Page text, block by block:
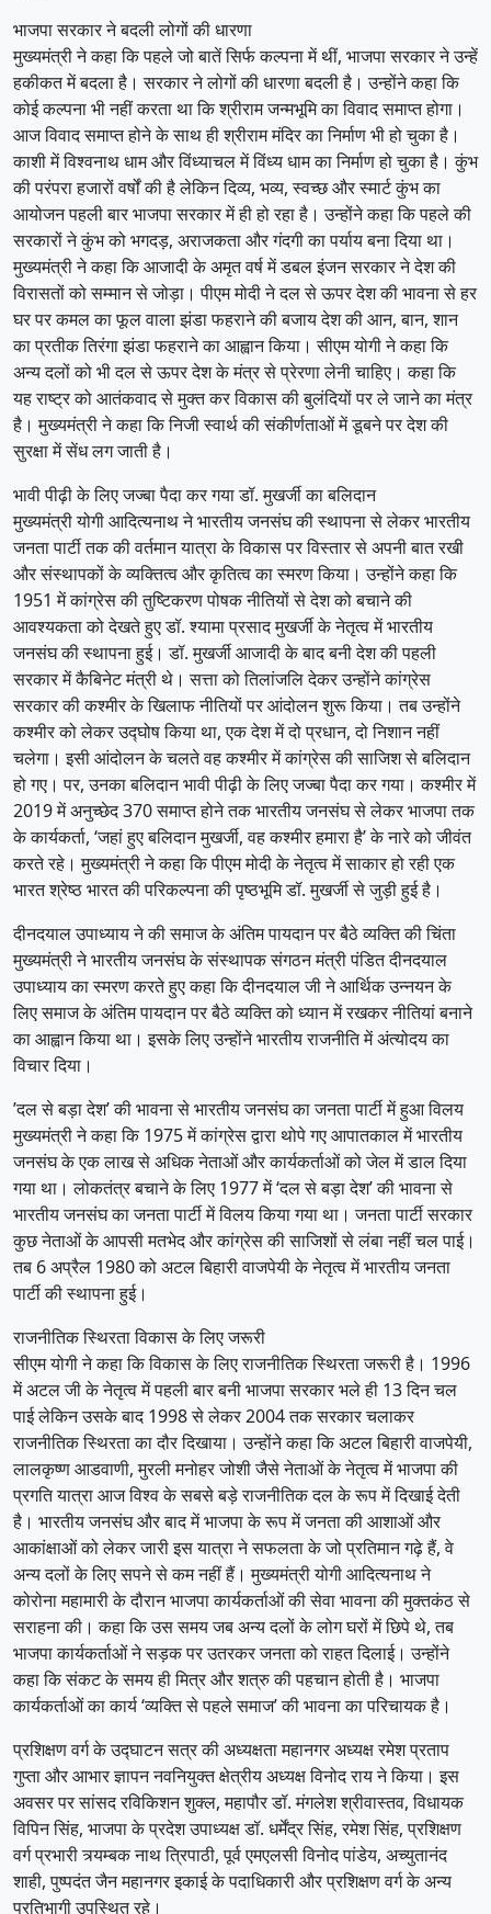
भाजपा सरकार ने बदली लोगों की धारणा
मुख्यमंत्री ने कहा कि पहले जो बातें सिर्फ कल्पना में थीं, भाजपा सरकार ने उन्हें
हकीकत में बदला है। सरकार ने लोगों की धारणा बदली है। उन्होंने कहा कि
कोई कल्पना भी नहीं करता था कि श्रीराम जन्मभूमि का विवाद समाप्त होगा।
आज विवाद समाप्त होने के साथ ही श्रीराम मंदिर का निर्माण भी हो चुका है।
काशी में विश्वनाथ धाम और विंध्याचल में विंध्य धाम का निर्माण हो चुका है। कुंभ
की परंपरा हजारों वर्षों की है लेकिन दिव्य, भव्य, स्वच्छ और स्मार्ट कुंभ का
आयोजन पहली बार भाजपा सरकार में ही हो रहा है। उन्होंने कहा कि पहले की
सरकारों ने कुंभ को भगदड़, अराजकता और गंदगी का पर्याय बना दिया था।
मुख्यमंत्री ने कहा कि आजादी के अमृत वर्ष में डबल इंजन सरकार ने देश की
विरासतों को सम्मान से जोड़ा। पीएम मोदी ने दल से ऊपर देश की भावना से हर
घर पर कमल का फूल वाला झंडा फहराने की बजाय देश की आन, बान, शान
का प्रतीक तिरंगा झंडा फहराने का आह्वान किया। सीएम योगी ने कहा कि
अन्य दलों को भी दल से ऊपर देश के मंत्र से प्रेरणा लेनी चाहिए। कहा कि
यह राष्ट्र को आतंकवाद से मुक्त कर विकास की बुलंदियों पर ले जाने का मंत्र
है। मुख्यमंत्री ने कहा कि निजी स्वार्थ की संकीर्णताओं में डूबने पर देश की
सुरक्षा में सेंध लग जाती है।
भावी पीढ़ी के लिए जज्बा पैदा कर गया डॉ. मुखर्जी का बलिदान
मुख्यमंत्री योगी आदित्यनाथ ने भारतीय जनसंघ की स्थापना से लेकर भारतीय
जनता पार्टी तक की वर्तमान यात्रा के विकास पर विस्तार से अपनी बात रखी
और संस्थापकों के व्यक्तित्व और कृतित्व का स्मरण किया। उन्होंने कहा कि
1951 में कांग्रेस की तुष्टिकरण पोषक नीतियों से देश को बचाने की
आवश्यकता को देखते हुए डॉ. श्यामा प्रसाद मुखर्जी के नेतृत्व में भारतीय
जनसंघ की स्थापना हुई। डॉ. मुखर्जी आजादी के बाद बनी देश की पहली
सरकार में कैबिनेट मंत्री थे। सत्ता को तिलांजलि देकर उन्होंने कांग्रेस
सरकार की कश्मीर के खिलाफ नीतियों पर आंदोलन शुरू किया। तब उन्होंने
कश्मीर को लेकर उद्घोष किया था, एक देश में दो प्रधान, दो निशान नहीं
चलेगा। इसी आंदोलन के चलते वह कश्मीर में कांग्रेस की साजिश से बलिदान
हो गए। पर, उनका बलिदान भावी पीढ़ी के लिए जज्बा पैदा कर गया। कश्मीर में
2019 में अनुच्छेद 370 समाप्त होने तक भारतीय जनसंघ से लेकर भाजपा तक
के कार्यकर्ता, ‘जहां हुए बलिदान मुखर्जी, वह कश्मीर हमारा है’ के नारे को जीवंत
करते रहे। मुख्यमंत्री ने कहा कि पीएम मोदी के नेतृत्व में साकार हो रही एक
भारत श्रेष्ठ भारत की परिकल्पना की पृष्ठभूमि डॉ. मुखर्जी से जुड़ी हुई है।
दीनदयाल उपाध्याय ने की समाज के अंतिम पायदान पर बैठे व्यक्ति की चिंता
मुख्यमंत्री ने भारतीय जनसंघ के संस्थापक संगठन मंत्री पंडित दीनदयाल
उपाध्याय का स्मरण करते हुए कहा कि दीनदयाल जी ने आर्थिक उन्नयन के
लिए समाज के अंतिम पायदान पर बैठे व्यक्ति को ध्यान में रखकर नीतियां बनाने
का आह्वान किया था। इसके लिए उन्होंने भारतीय राजनीति में अंत्योदय का
विचार दिया।
’दल से बड़ा देश’ की भावना से भारतीय जनसंघ का जनता पार्टी में हुआ विलय
मुख्यमंत्री ने कहा कि 1975 में कांग्रेस द्वारा थोपे गए आपातकाल में भारतीय
जनसंघ के एक लाख से अधिक नेताओं और कार्यकर्ताओं को जेल में डाल दिया
गया था। लोकतंत्र बचाने के लिए 1977 में ‘दल से बड़ा देश’ की भावना से
भारतीय जनसंघ का जनता पार्टी में विलय किया गया था। जनता पार्टी सरकार
कुछ नेताओं के आपसी मतभेद और कांग्रेस की साजिशों से लंबा नहीं चल पाई।
तब 6 अप्रैल 1980 को अटल बिहारी वाजपेयी के नेतृत्व में भारतीय जनता
पार्टी की स्थापना हुई।
राजनीतिक स्थिरता विकास के लिए जरूरी
सीएम योगी ने कहा कि विकास के लिए राजनीतिक स्थिरता जरूरी है। 1996
में अटल जी के नेतृत्व में पहली बार बनी भाजपा सरकार भले ही 13 दिन चल
पाई लेकिन उसके बाद 1998 से लेकर 2004 तक सरकार चलाकर
राजनीतिक स्थिरता का दौर दिखाया। उन्होंने कहा कि अटल बिहारी वाजपेयी,
लालकृष्ण आडवाणी, मुरली मनोहर जोशी जैसे नेताओं के नेतृत्व में भाजपा की
प्रगति यात्रा आज विश्व के सबसे बड़े राजनीतिक दल के रूप में दिखाई देती
है। भारतीय जनसंघ और बाद में भाजपा के रूप में जनता की आशाओं और
आकांक्षाओं को लेकर जारी इस यात्रा ने सफलता के जो प्रतिमान गढ़े हैं, वे
अन्य दलों के लिए सपने से कम नहीं हैं। मुख्यमंत्री योगी आदित्यनाथ ने
कोरोना महामारी के दौरान भाजपा कार्यकर्ताओं की सेवा भावना की मुक्तकंठ से
सराहना की। कहा कि उस समय जब अन्य दलों के लोग घरों में छिपे थे, तब
भाजपा कार्यकर्ताओं ने सड़क पर उतरकर जनता को राहत दिलाई। उन्होंने
कहा कि संकट के समय ही मित्र और शत्रु की पहचान होती है। भाजपा
कार्यकर्ताओं का कार्य ‘व्यक्ति से पहले समाज’ की भावना का परिचायक है।
प्रशिक्षण वर्ग के उद्घाटन सत्र की अध्यक्षता महानगर अध्यक्ष रमेश प्रताप
गुप्ता और आभार ज्ञापन नवनियुक्त क्षेत्रीय अध्यक्ष विनोद राय ने किया। इस
अवसर पर सांसद रविकिशन शुक्ल, महापौर डॉ. मंगलेश श्रीवास्तव, विधायक
विपिन सिंह, भाजपा के प्रदेश उपाध्यक्ष डॉ. धर्मेंद्र सिंह, रमेश सिंह, प्रशिक्षण
वर्ग प्रभारी त्र्यम्बक नाथ त्रिपाठी, पूर्व एमएलसी विनोद पांडेय, अच्युतानंद
शाही, पुष्पदंत जैन महानगर इकाई के पदाधिकारी और प्रशिक्षण वर्ग के अन्य
प्रतिभागी उपस्थित रहे।